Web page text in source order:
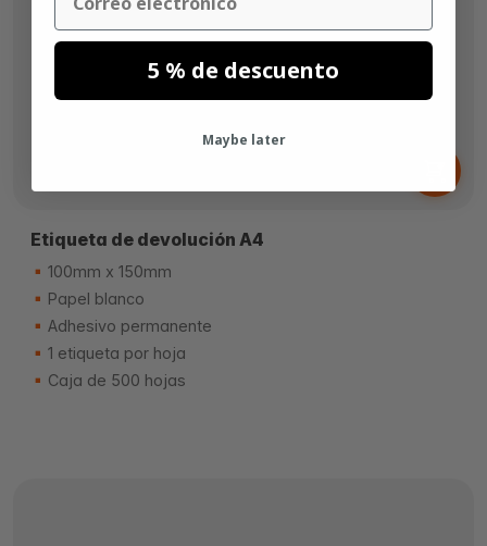
Etiqueta de devolución A4
100mm x 150mm
Papel blanco
Adhesivo permanente
1 etiqueta por hoja
Caja de 500 hojas
5 % de descuento
Maybe later